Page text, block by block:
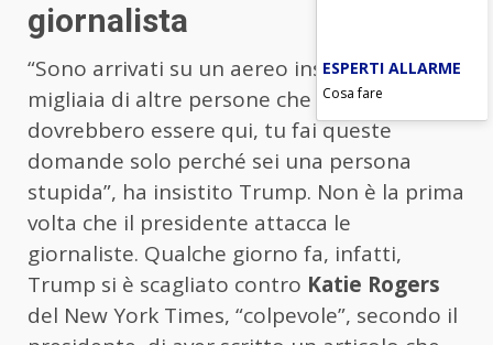
giornalista
“Sono arrivati su un aereo insieme a
migliaia di altre persone che non
dovrebbero essere qui, tu fai queste
domande solo perché sei una persona
stupida”, ha insistito Trump. Non è la prima
volta che il presidente attacca le
giornaliste. Qualche giorno fa, infatti,
Trump si è scagliato contro Katie Rogers
del New York Times, “colpevole”, secondo il
ESPERTI ALLARME
Cosa fare